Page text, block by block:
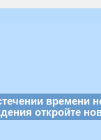
времени
откройте